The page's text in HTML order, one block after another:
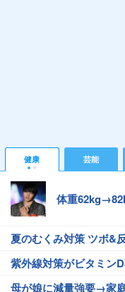
健康 芸能
体重
夏のむくみ対策 ツボ&
紫外線対策がビタミン
母が娘に減量強要→家